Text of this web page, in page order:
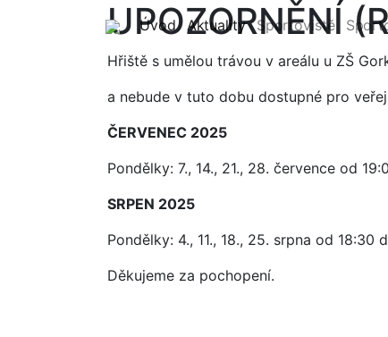
Úvod(current)
Aktuality(current)
Sportoviště
UPOZORNĚNÍ
Hřiště s umělou trávou v areálu u ZŠ
a nebude v tuto dobu dostupné pro
ČERVENEC 2025
Pondělky: 7., 14., 21., 28. července od
SRPEN 2025
Pondělky: 4., 11., 18., 25. srpna od 18:30
Děkujeme za pochopení.